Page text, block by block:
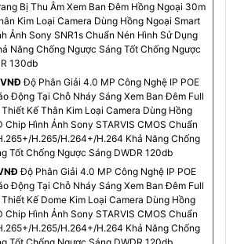
Bị Thu Âm Xem Ban Đêm Hồng Ngoại 30m
Kim Loại Camera Dùng Hồng Ngoại Smart
Ảnh Sony SNR1s Chuẩn Nén Hình Sử Dụng
Năng Chống Ngược Sáng Tốt Chống Ngược
130db
Độ Phân Giải 4.0 MP Công Nghệ IP POE
Động Tại Chỗ Nháy Sáng Xem Ban Đêm Full
Kế Thân Kim Loại Camera Dùng Hồng
Chip Hình Ảnh Sony STARVIS CMOS Chuẩn
H.265/H.264+/H.264 Khả Năng Chống
Tốt Chống Ngược Sáng DWDR 120db
Độ Phân Giải 4.0 MP Công Nghệ IP POE
Động Tại Chỗ Nháy Sáng Xem Ban Đêm Full
Kế Dome Kim Loại Camera Dùng Hồng
Chip Hình Ảnh Sony STARVIS CMOS Chuẩn
H.265/H.264+/H.264 Khả Năng Chống